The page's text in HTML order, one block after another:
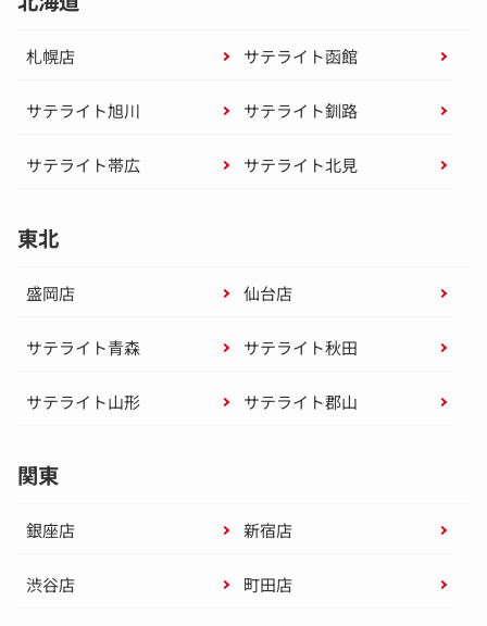
札幌店 サテライト函館
サテライト旭川 サテライト釧路
サテライト帯広 サテライト北見
東北
盛岡店 仙台店
サテライト青森 サテライト秋田
サテライト山形 サテライト郡山
関東
銀座店 新宿店
渋谷店 町田店